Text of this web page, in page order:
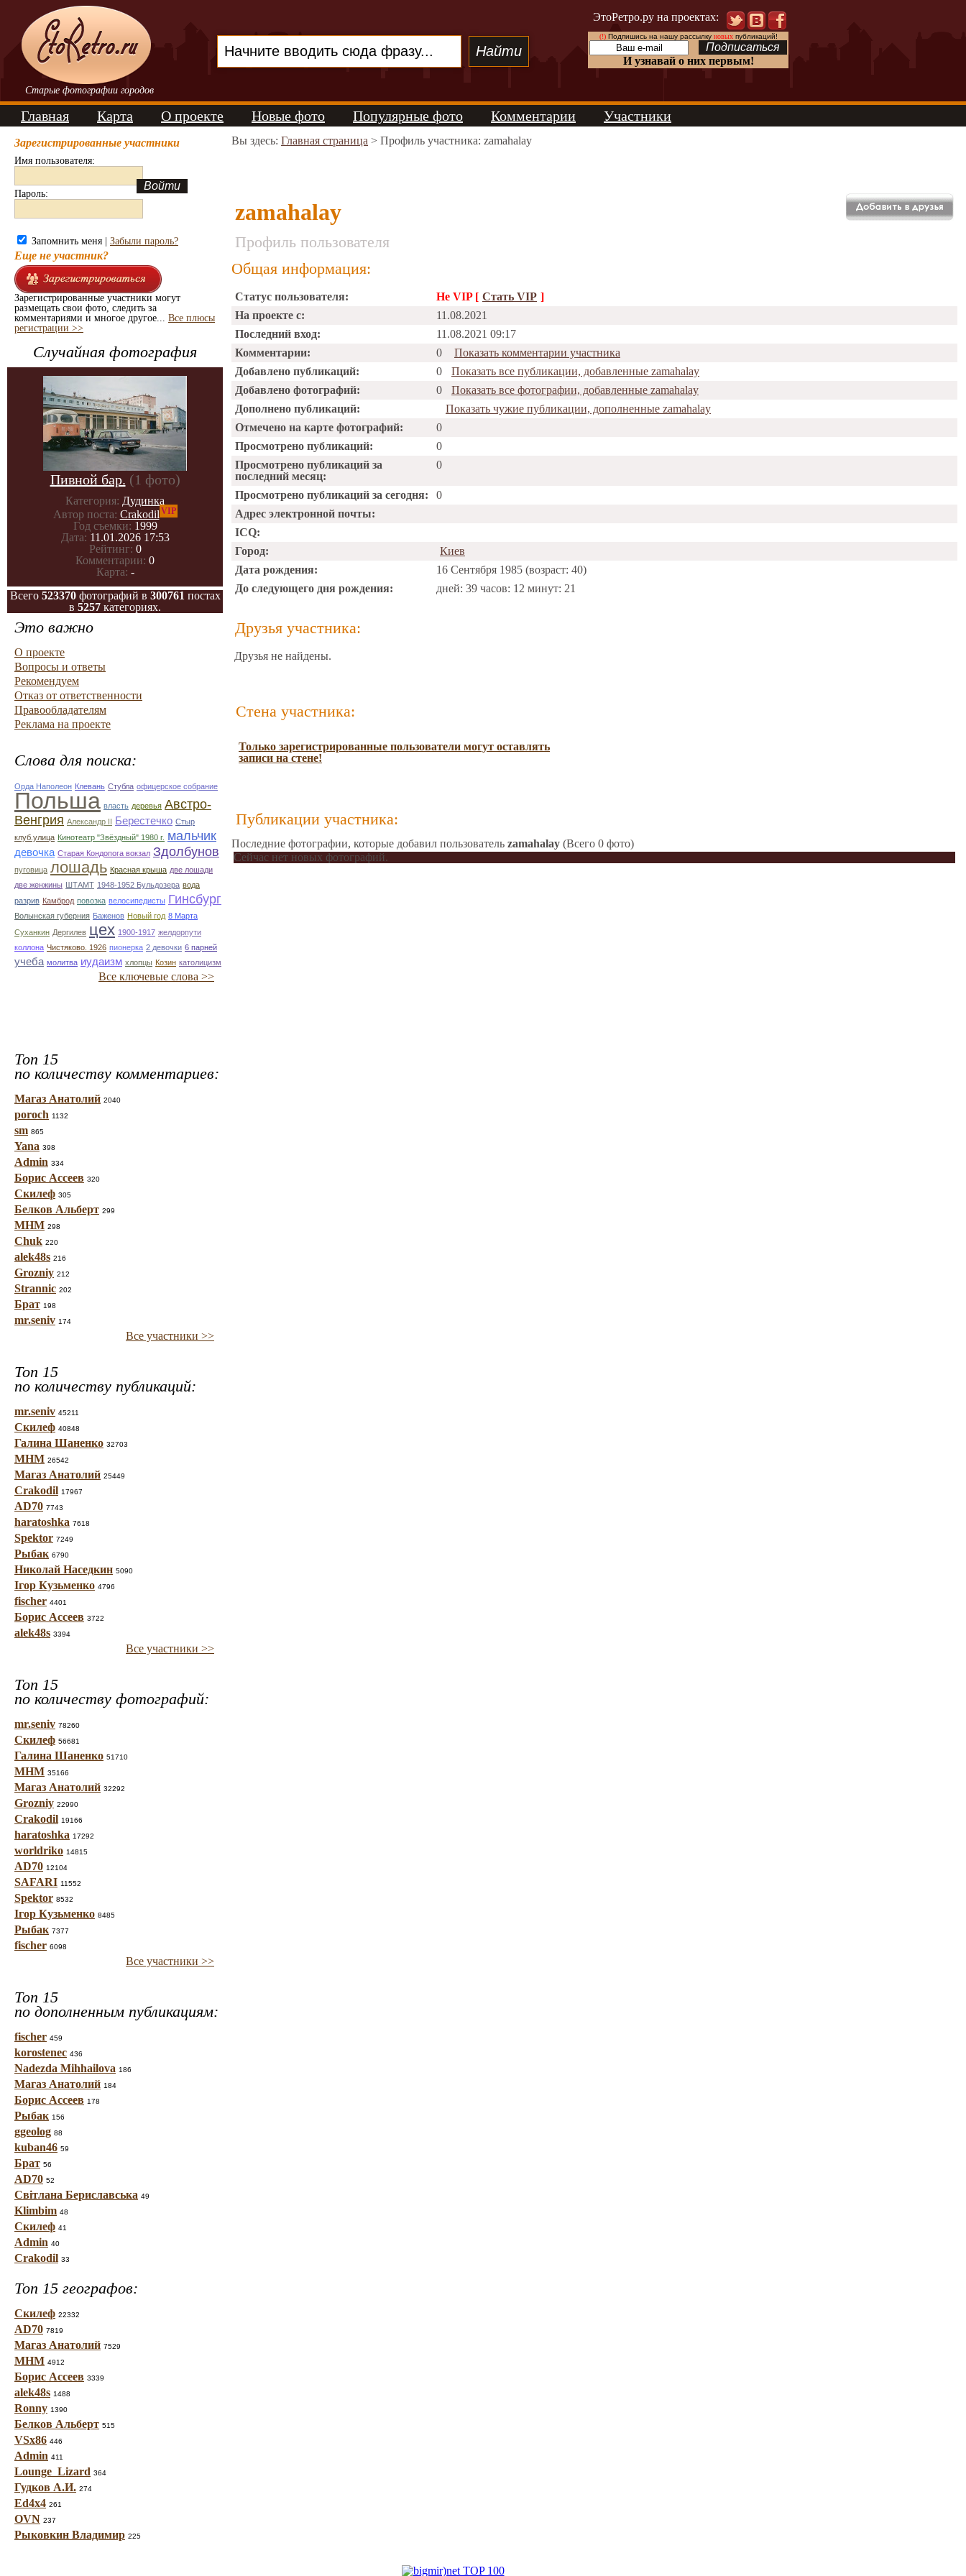
Старые фотографии городов
ЭтоРетро.ру на проектах:
(!)Подпишись на нашу рассылку новыхпубликаций!
И узнавай о них первым!
Главная Карта О проекте Новые фото Популярные фото Комментарии Участники
Зарегистрированные участники
Имя пользователя:
Пароль:
Запомнить меня | Забыли пароль?
Еще не участник?
Зарегистрированные участники могут
размещать свои фото, следить за
комментариями и многое другое... Все плюсы
регистрации >>
Случайная фотография
Пивной бар. (1 фото)
Категория: Дудинка
Автор поста: Crakodil VIP
Год съемки: 1999
Дата: 11.01.2026 17:53
Рейтинг: 0
Комментарии: 0
Карта: -
Всего 523370фотографий в 300761 постах
в 5257 категориях.
Это важно
О проекте
Вопросы и ответы
Рекомендуем
Отказ от ответственности
Правообладателям
Реклама на проекте
Слова для поиска:
Орда Наполеон Клевань Стубла офицерское собрание
Польша власть деревья Австро-
Венгрия Александр ІІ Берестечко Стыр
клуб.улица Кинотеатр "Звёздный" 1980 г. мальчик
девочка Старая Кондопога вокзал Здолбунов
пуговица лошадь Красная крыша две лошади
две женжины ШТАМТ 1948-1952 Бульдозера вода
разрив Камброд повозка велосипедисты Гинсбург
Волынская губерния Баженов Новый год 8 Марта
Суханкин Дергилев цех 1900-1917 желдорпути
коллона Чистяково. 1926 пионерка 2 девочки 6 парней
учеба молитва иудаизм хлопцы Козин католицизм
Все ключевые слова >>
Топ 15
по количеству комментариев:
Магаз Анатолий 2040
poroch 1132
sm 865
Yana 398
Admin 334
Борис Ассеев 320
Скилеф 305
Белков Альберт 299
МНМ 298
Chuk 220
alek48s 216
Grozniy 212
Strannic 202
Брат 198
mr.seniv 174
Все участники >>
Топ 15
по количеству публикаций:
mr.seniv 45211
Скилеф 40848
Галина Шаненко 32703
МНМ 26542
Магаз Анатолий 25449
Crakodil 17967
AD70 7743
haratoshka 7618
Spektor 7249
Рыбак 6790
Николай Наседкин 5090
Ігор Кузьменко 4796
fischer 4401
Борис Ассеев 3722
alek48s 3394
Все участники >>
Топ 15
по количеству фотографий:
mr.seniv 78260
Скилеф 56681
Галина Шаненко 51710
МНМ 35166
Магаз Анатолий 32292
Grozniy 22990
Crakodil 19166
haratoshka 17292
worldriko 14815
AD70 12104
SAFARI 11552
Spektor 8532
Ігор Кузьменко 8485
Рыбак 7377
fischer 6098
Все участники >>
Топ 15
по дополненным публикациям:
fischer 459
korostenec 436
Nadezda Mihhailova 186
Магаз Анатолий 184
Борис Ассеев 178
Рыбак 156
ggeolog 88
kuban46 59
Брат 56
AD70 52
Світлана Бериславська 49
Klimbim 48
Скилеф 41
Admin 40
Crakodil 33
Топ 15 географов:
Скилеф 22332
AD70 7819
Магаз Анатолий 7529
МНМ 4912
Борис Ассеев 3339
alek48s 1488
Ronny 1390
Белков Альберт 515
VSx86 446
Admin 411
Lounge_Lizard 364
Гудков А.И. 274
Ed4x4 261
OVN 237
Рыковкин Владимир 225
Вы здесь: Главная страница > Профиль участника: zamahalay
zamahalay
Профиль пользователя
Общая информация:
Статус пользователя: Не VIP [ Стать VIP ]
На проекте с:
11.08.2021
Последний вход:
11.08.2021 09:17
Комментарии:
0
Показать комментарии участника
Добавлено публикаций:
0
Показать все публикации, добавленные zamahalay
Добавлено фотографий:
0
Показать все фотографии, добавленные zamahalay
Дополнено публикаций:
Показать чужие публикации, дополненные zamahalay
Отмечено на карте фотографий:
0
Просмотрено публикаций:
0
Просмотрено публикаций за
последний месяц:
0
Просмотрено публикаций за сегодня:
0
Адрес электронной почты:
ICQ:
Город:
Киев
Дата рождения:
16 Сентября 1985 (возраст: 40)
До следующего дня рождения:
дней: 39 часов: 12 минут: 21
Друзья участника:
Друзья не найдены.
Стена участника:
Только зарегистрированные пользователи могут оставлять
записи на стене!
Публикации участника:
Последние фотографии, которые добавил пользователь zamahalay (Всего 0 фото)
Сейчас нет новых фотографий.